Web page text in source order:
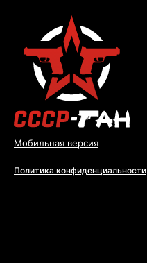
Мобильная версия
Политика конфиденциальности